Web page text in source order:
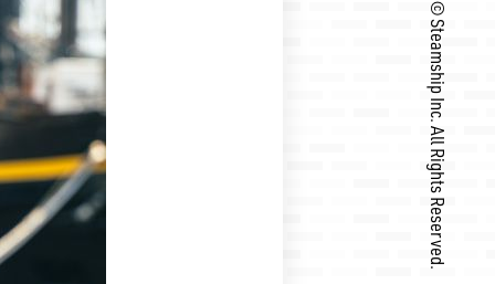
©︎ Steamship Inc.
All Rights Reserved.